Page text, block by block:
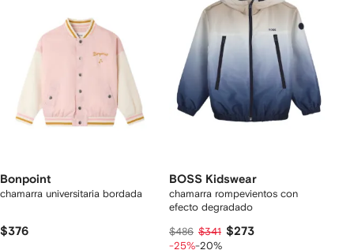
Bonpoint
chamarra universitaria bordada
$376
BOSS Kidswear
chamarra rompevientos con
efecto degradado
$486 $341 $273
-25%-20%